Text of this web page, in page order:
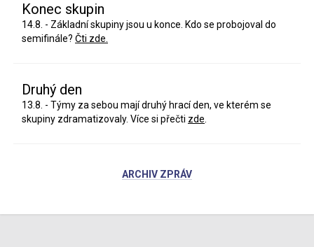
Konec skupin
14.8. - Základní skupiny jsou u konce. Kdo se probojoval do
semifinále? Čti zde.
Druhý den
13.8. - Týmy za sebou mají druhý hrací den, ve kterém se
skupiny zdramatizovaly. Více si přečti zde.
ARCHIV ZPRÁV